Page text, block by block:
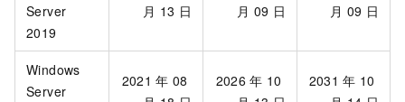
Server
2019
月 13 日
月 09 日
月 09 日
Windows
Server
2021 年 08
2026 年 10
2031 年 10